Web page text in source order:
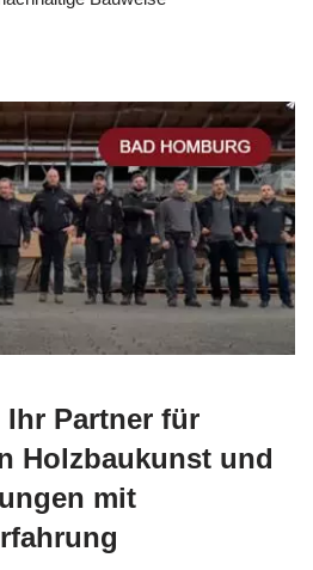
Partner für
Holzbaukunst und
mit